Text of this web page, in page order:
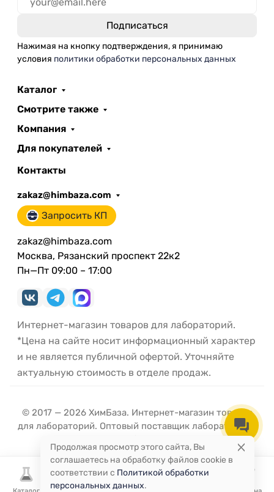
Нажимая на кнопку подтверждения, я принимаю
условия политики обработки персональных данных
Каталог
Смотрите также
Компания
Для покупателей
Контакты
zakaz@himbaza.com
Запросить КП
zakaz@himbaza.com
Москва, Рязанский проспект 22к2
Пн—Пт 09:00 – 17:00
Интернет-магазин товаров для лабораторий.
*Цена на сайте носит информационный характер
и не является публичной офертой. Уточняйте
актуальную стоимость в отделе продаж.
© 2017 — 2026 ХимБаза. Интернет-магазин товаров
для лабораторий. Оптовый поставщик лабораторной
Продолжая просмотр этого сайта, Вы
соглашаетесь на обработку файлов cookie в
соответствии с Политикой обработки
персональных данных.